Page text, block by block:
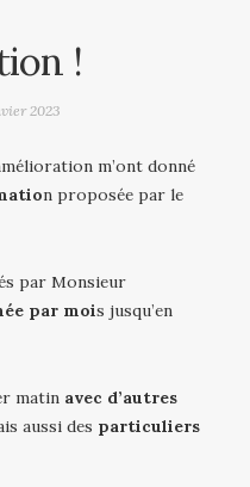
!
2023
m’ont donné
n proposée par le
par Monsieur
par mois jusqu’en
matin avec d’autres
aussi des particuliers